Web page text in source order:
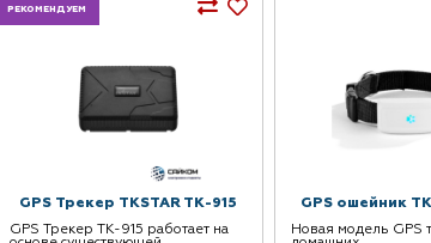
РЕКОМЕНДУЕМ
GPS Трекер TKSTAR TK-915
GPS Трекер TK-915 работает на
GPS ошейник
Новая модель GPS